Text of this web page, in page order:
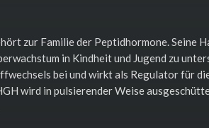
zur Familie der Peptidhormone. Seine
in Kindheit und Jugend zu
bei und wirkt als Regulator für
wird in pulsierender Weise